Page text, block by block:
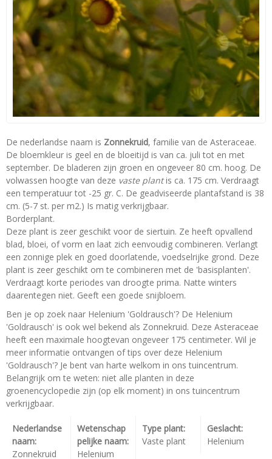
De nederlandse naam is Zonnekruid, familie van de Asteraceae.
De bloemkleur is geel en de bloeitijd is van ca. juli tot en met
september. De bladeren zijn groen en ongeveer 80 cm. hoog. De
volwassen hoogte van deze vaste plantis ca. 175 cm. Verdraagt
een temperatuur tot -25 gr. C. De geadviseerde plantafstand is 38
cm. (5-7 st. per m2.) Is matig verkrijgbaar.
Borderplant.
Deze plant is zeer geschikt voor de siertuin. Ze heeft opvallend
blad, bloei, of vorm en laat zich eenvoudig combineren. Verlangt
een zonnige plek en goed doorlatende, voedselrijke grond. Deze
plant is zeer geschikt om te combineren met de 'basisplanten'.
Verdraagt korte periodes van droogte prima. Natte winters
daarentegen niet. Geeft een goede snijbloem.
Ben je op zoek naar Helenium 'Goldrausch'? De Helenium
'Goldrausch' is ook wel bekend als Zonnekruid. Deze Asteraceae
heeft een maximale hoogtevan ongeveer 175 centimeter. Wil je
meer informatie ontvangen of tips over deze Helenium
'Goldrausch'? Je bent van harte welkom in ons tuincentrum.
Belangrijk om te weten: niet alle planten in deze
groenencyclopedie zijn (op elk moment) in ons tuincentrum
verkrijgbaar.
Nederlandse
naam:
Zonnekruid
Wetenschap
pelijke naam:
Helenium
Type plant:
Vaste plant
Geslacht:
Helenium